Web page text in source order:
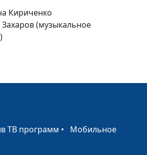
Ирина Кириченко,
Вячеслав Захаров
Вячеслав Захаров
Ирина Кириченко,
Кириченко
Захаров (музыкальное
ТВ программ • Мобильное